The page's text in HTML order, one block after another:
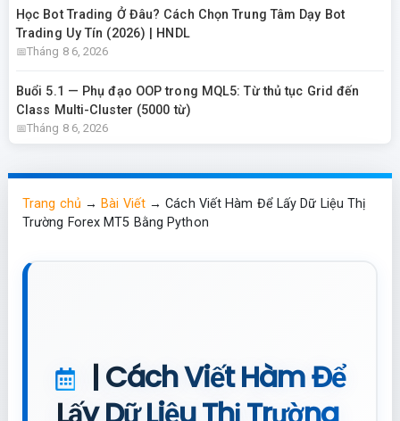
Học Bot Trading Ở Đâu? Cách Chọn Trung Tâm Dạy Bot
Trading Uy Tín (2026) | HNDL
Tháng 8 6, 2026
Buổi 5.1 — Phụ đạo OOP trong MQL5: Từ thủ tục Grid đến
Class Multi-Cluster (5000 từ)
Tháng 8 6, 2026
Trang chủ →Bài Viết→Cách Viết Hàm Để Lấy Dữ Liệu Thị
Trường Forex MT5 Bằng Python
| Cách Viết Hàm Để